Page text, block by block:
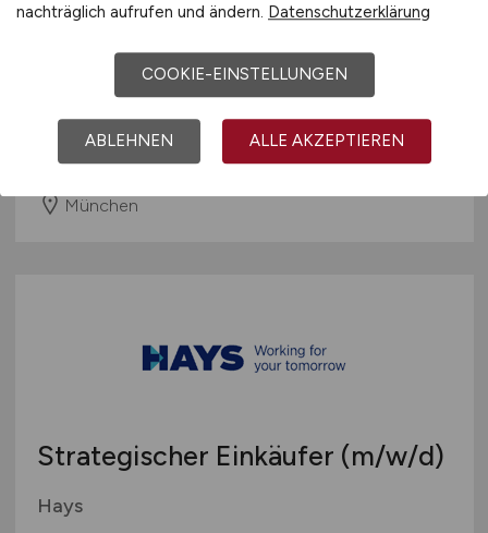
Sales Consultant Rail(m/w/d)
Hays
22.06.2026
München
Strategischer Einkäufer (m/w/d)
Hays
nachträglich aufrufen und ändern. Datenschutzerklärung
COOKIE-EINSTELLUNGEN
ABLEHNEN ALLE AKZEPTIEREN